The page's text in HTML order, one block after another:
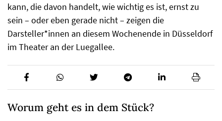
kann, die davon handelt, wie wichtig es ist, ernst zu
sein – oder eben gerade nicht – zeigen die
Darsteller*innen an diesem Wochenende in Düsseldorf
im Theater an der Luegallee.
Worum geht es in dem Stück?